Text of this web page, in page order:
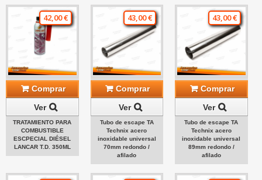
42,00 €
Comprar
Ver
TRATAMIENTO PARA
COMBUSTIBLE
ESCPECIAL DIÉSEL
LANCAR T.D. 350ML
43,00 €
Comprar
Ver
Tubo de escape TA
Technix acero
inoxidable universal
70mm redondo /
afilado
43,00 €
Comprar
Ver
Tubo de escape TA
Technix acero
inoxidable universal
89mm redondo /
afilado